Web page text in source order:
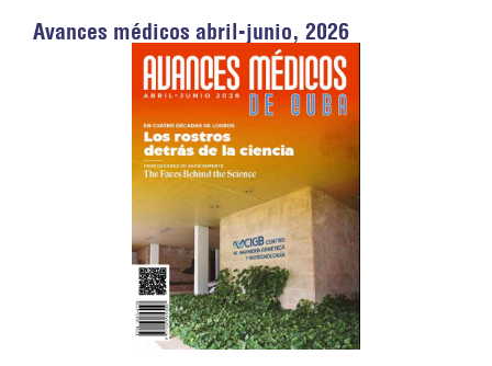
Avances médicos abril-junio, 2026